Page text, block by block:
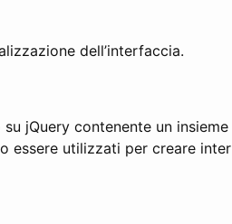
dell’interfaccia.
jQuery contenente un
essere utilizzati per creare